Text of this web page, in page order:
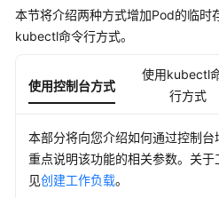
费
快
速
门
用
本节将介绍两种方式增加Pod的临时
kubectl命令行方式。
使用控制台方式
使用kubectl
行方式
本部分将向您介绍如何通过控制台
重点说明该功能的相关参数。关
见创建工作负载。